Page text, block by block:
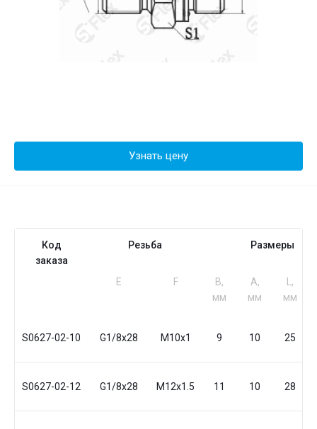
Узнать цену
Код
заказа
Резьба Размеры
Е F
B,
мм
A,
мм
L,
мм
S0627-02-10 G1/8x28 M10x1 9 10 25
S0627-02-12 G1/8x28 M12x1.5 11 10 28